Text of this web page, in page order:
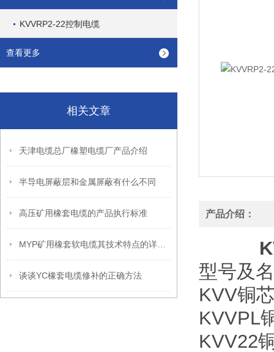
KVVRP2-22控制电缆
查看更多
相关文章
天津电缆总厂橡塑电缆厂产品介绍
半导电屏蔽层和金属屏蔽有什么不同
高压矿用橡套电缆的产品执行标准
谈谈YC橡套电缆修补的正确方法
产品介绍：
型号及
KVV铜
KVVPL
KVV22